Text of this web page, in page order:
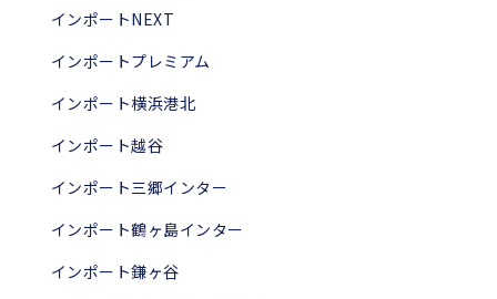
インポートNEXT
インポートプレミアム
インポート横浜港北
インポート越谷
インポート三郷インター
インポート鶴ヶ島インター
インポート鎌ヶ谷